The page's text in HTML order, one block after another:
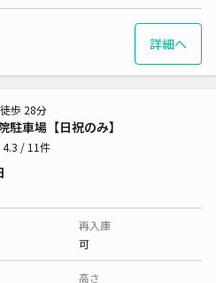
詳細へ
駐車場【日祝のみ】
歩 28分
4.3 / 11件
再入庫
可
高さ